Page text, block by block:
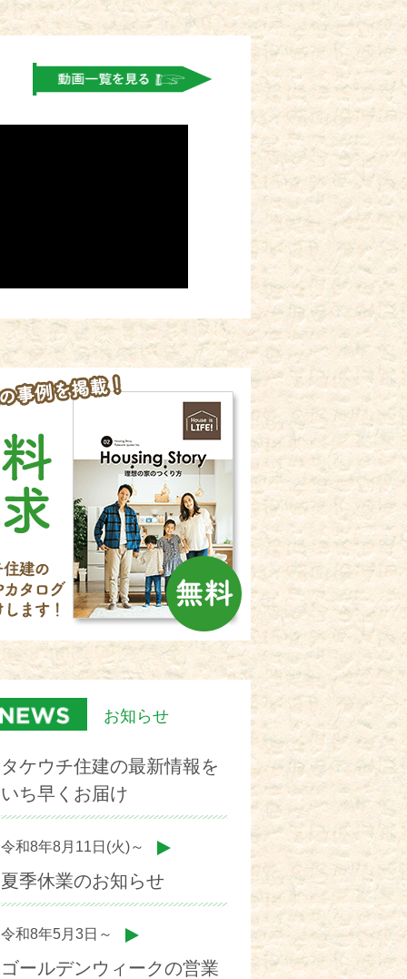
お知らせ
タケウチ住建の最新情報を
いち早くお届け
令和8年8月11日(火)～
夏季休業のお知らせ
令和8年5月3日～
ゴールデンウィークの営業